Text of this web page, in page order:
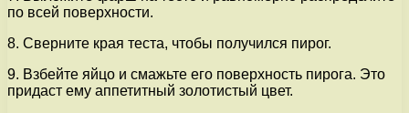
по всей поверхности.
8. Сверните края теста, чтобы получился пирог.
9. Взбейте яйцо и смажьте его поверхность пирога. Это
придаст ему аппетитный золотистый цвет.